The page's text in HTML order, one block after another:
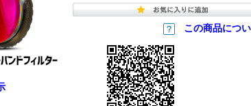
この商品につ